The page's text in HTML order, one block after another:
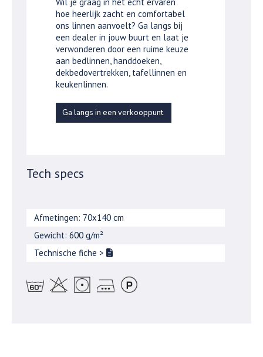
hoe heerlijk zacht en comfortabel
ons linnen aanvoelt? Ga langs bij
een dealer in jouw buurt en laat je
verwonderen door een ruime keuze
aan bedlinnen, handdoeken,
dekbedovertrekken, tafellinnen en
keukenlinnen.
Ga langs in een verkooppunt
Tech specs
Afmetingen: 70x140 cm
Gewicht: 600 g/m²
Technische fiche >